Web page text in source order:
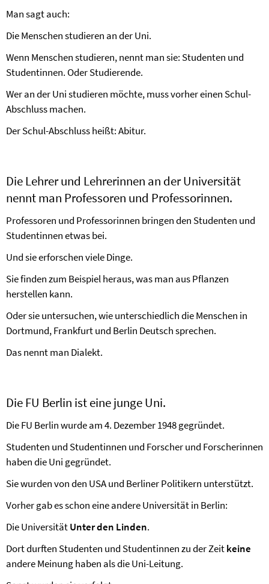
Man sagt auch:
Die Menschen studieren an der Uni.
Wenn Menschen studieren, nennt man sie: Studenten und
Studentinnen. Oder Studierende.
Wer an der Uni studieren möchte, muss vorher einen Schul-
Abschluss machen.
Der Schul-Abschluss heißt: Abitur.
Die Lehrer und Lehrerinnen an der Universität
nennt man Professoren und Professorinnen.
Professoren und Professorinnen bringen den Studenten und
Studentinnen etwas bei.
Und sie erforschen viele Dinge.
Sie finden zum Beispiel heraus, was man aus Pflanzen
herstellen kann.
Oder sie untersuchen, wie unterschiedlich die Menschen in
Dortmund, Frankfurt und Berlin Deutsch sprechen.
Das nennt man Dialekt.
Die FU Berlin ist eine junge Uni.
Die FU Berlin wurde am 4. Dezember 1948 gegründet.
Studenten und Studentinnen und Forscher und Forscherinnen
haben die Uni gegründet.
Sie wurden von den USA und Berliner Politikern unterstützt.
Vorher gab es schon eine andere Universität in Berlin:
Die UniversitätUnter den Linden.
Dort durften Studenten und Studentinnen zu der Zeitkeine
andere Meinung haben als die Uni-Leitung.